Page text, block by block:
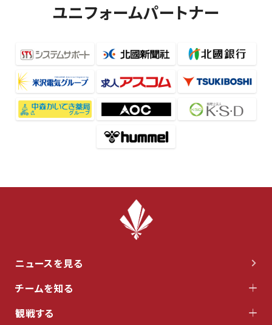
ユニフォームパートナー
ニュースを見る
チームを知る
観戦する